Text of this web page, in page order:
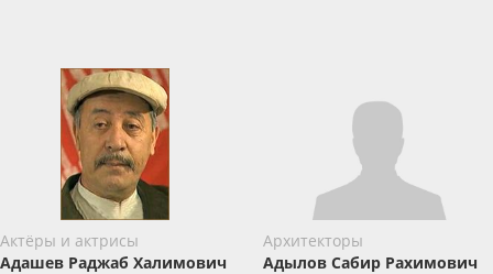
Актёры и актрисы
Адашев Раджаб Халимович
Архитекторы
Адылов Сабир Рахимович